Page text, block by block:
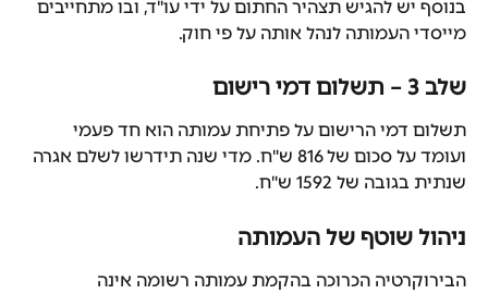
בנוסף יש להגיש תצהיר החתום על ידי עו"ד, ובו מתחייבים
מייסדי העמותה לנהל אותה על פי חוק.
שלב 3 – תשלום דמי רישום
תשלום דמי הרישום על פתיחת עמותה הוא חד פעמי
ועומד על סכום של 816 ש"ח. מדי שנה תידרשו לשלם אגרה
שנתית בגובה של 1592 ש"ח.
ניהול שוטף של העמותה
הבירוקרטיה הכרוכה בהקמת עמותה רשומה אינה